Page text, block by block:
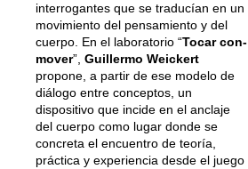
interrogantes que se traducían en un
movimiento del pensamiento y del
cuerpo. En el laboratorio “Tocar con-
mover”, Guillermo Weickert
propone, a partir de ese modelo de
diálogo entre conceptos, un
dispositivo que incide en el anclaje
del cuerpo como lugar donde se
concreta el encuentro de teoría,
práctica y experiencia desde el juego